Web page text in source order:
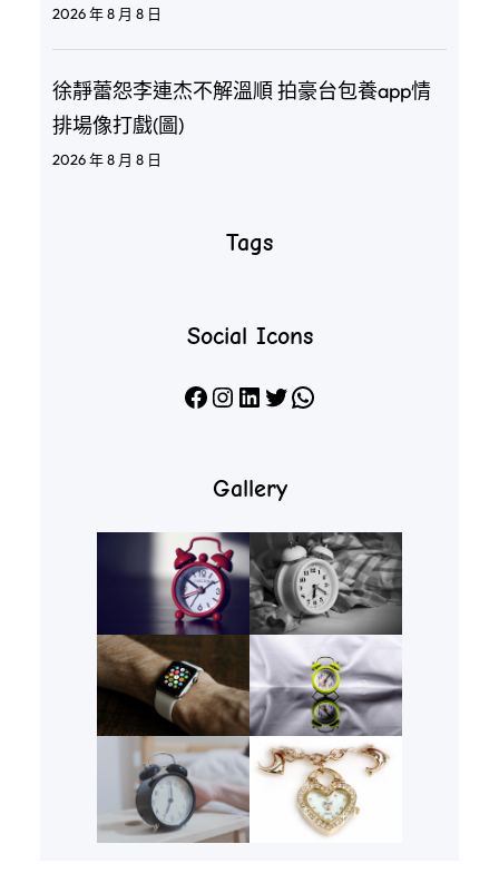
2026 年 8 月 8 日
徐靜蕾怨李連杰不解溫順 拍豪台包養app情
排場像打戲(圖)
2026 年 8 月 8 日
Tags
Social Icons
Facebook Instagram LinkedIn X WhatsApp
Gallery